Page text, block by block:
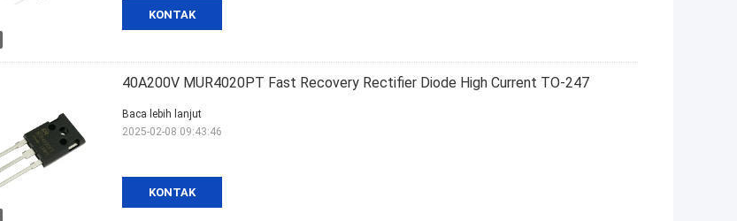
KONTAK
40A200V MUR4020PT Fast Recovery Rectifier Diode High Current TO-247
KONTAK
Baca lebih lanjut
2025-02-08 09:43:46